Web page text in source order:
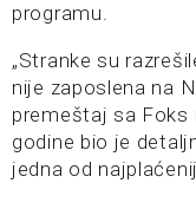
programu.
„Stranke su
nije zaposlena na
premeštaj sa Foks
godine bio je
jedna od